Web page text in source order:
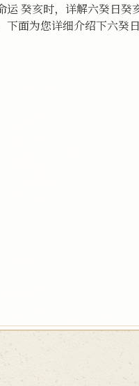
癸亥时，详解六癸日癸
下面为您详细介绍下六癸